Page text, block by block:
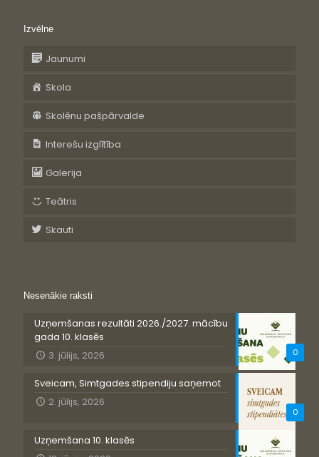
Izvēlne
Jaunumi
Skola
Skolēnu pašpārvalde
Interešu izglītība
Galerija
Teātris
Skauti
Nesenākie raksti
0
Uzņemšanas rezultāti 2026./2027. mācību
gada 10. klasēs
3. jūlijs, 2026
0
Sveicam, Simtgades stipendiju saņemot
2. jūlijs, 2026
Uzņemšana 10. klasēs